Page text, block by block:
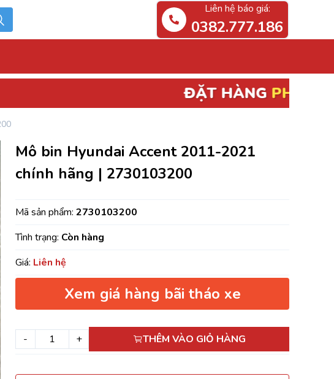
Liên hệ báo giá:
0382.777.186
PHỤ TÙNG ĐIỆN, ECU
Mô bin Hyundai Accent 2011-2021
chính hãng | 2730103200
Mã sản phẩm: 2730103200
Tình trạng: Còn hàng
Giá: Liên hệ
Xem giá hàng bãi tháo xe
- + THÊM VÀO GIỎ HÀNG